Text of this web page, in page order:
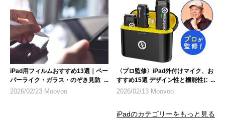
iPad用フィルムおすすめ13選｜ペー
パーライク・ガラス・のぞき見防止
など人気製品を紹介
2026/02/23 Moovoo
〈プロ監修〉iPad外付けマイク、お
すすめ15選 デザイン性と機能性に
も注目
2026/02/13 Moovoo
iPadのカテゴリーをもっと見る